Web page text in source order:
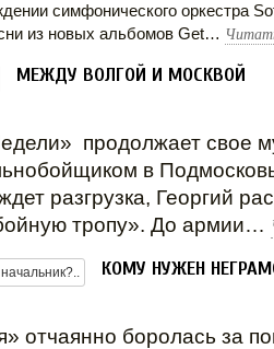
симфонического оркестра
из новых альбомов Get…
МЕЖДУ ВОЛГОЙ И МОСКВОЙ
продолжает свое
в
разгрузка, Георгий
тропу». До армии…
КОМУ НУЖЕН
отчаянно боролась за